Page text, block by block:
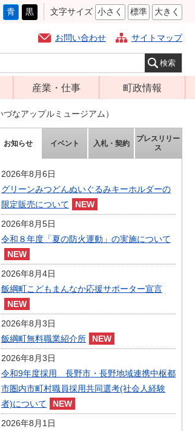
青 黒 文字サイズ 小さく 標準 大きく
お問い合わせ サイトマップ
産業・仕事
経営支援・金融
就労支援
農林業振興
届出・証明・法
令・規制
企業の税金
入札・契約
指定管理者制度
人材募集
町政情報
組織案内
庁舎案内
ふるさと納税
人事・職員募集
まちづくり
庁舎建設
なアップルミュージアム）
お知らせ イベント 入札・契約
プレスリリー
ス
2026年8月6日
グリーンみつどんぬいぐるみキーホルダーの
限定販売について
2026年8月5日
令和８年度「夏の防火運動」の実施について
2026年8月4日
飯綱町こどもまんなか応援サポーター宣言
2026年8月3日
飯綱町無料職業紹介所
2026年8月3日
令和9年度採用 長野市・長野地域連携中枢都
市圏内市町村職員採用共同選考(社会人経験
者)について
2026年8月1日